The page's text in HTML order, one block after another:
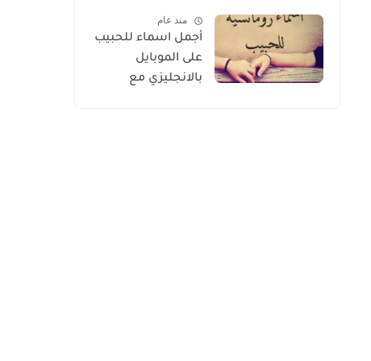
منذ عام
أجمل اسماء للحبيب
على الموبايل
بالانجليزي مع